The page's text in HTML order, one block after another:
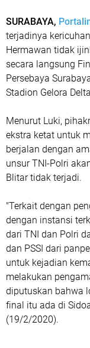
SURABAYA,
terjadinya
Hermawan tidak
secara langsung
Persebaya
Stadion Gelora
Menurut Luki,
ekstra ketat untuk
berjalan dengan
unsur TNI-Polri
Blitar tidak terjadi.
"Terkait dengan
dengan instansi
dari TNI dan Polri
dan PSSI dari
untuk kejadian
melakukan
diputuskan bahwa
final itu ada di
(19/2/2020).